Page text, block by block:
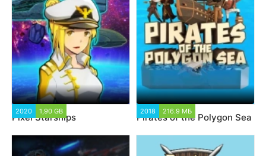
2020 1,90 GB
Pixel Starships
2018 216.9 МБ
Pirates of the Polygon Sea